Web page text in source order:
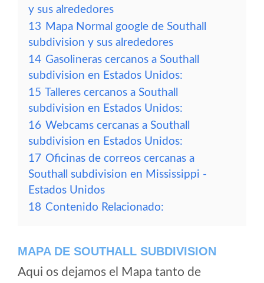
y sus alrededores
13 Mapa Normal google de Southall
subdivision y sus alrededores
14 Gasolineras cercanos a Southall
subdivision en Estados Unidos:
15 Talleres cercanos a Southall
subdivision en Estados Unidos:
16 Webcams cercanas a Southall
subdivision en Estados Unidos:
17 Oficinas de correos cercanas a
Southall subdivision en Mississippi -
Estados Unidos
18 Contenido Relacionado:
MAPA DE SOUTHALL SUBDIVISION
Aqui os dejamos el Mapa tanto de